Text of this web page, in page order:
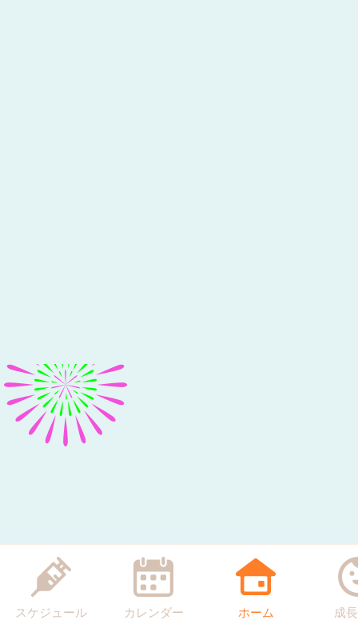
スケジュール カレンダー ホーム 成